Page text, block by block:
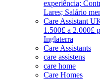
experiência;
Lares; Salário
Care Assistant
1.500£ a 2.000£
Inglaterra
Care Assistants
care assistens
care home
Care Homes